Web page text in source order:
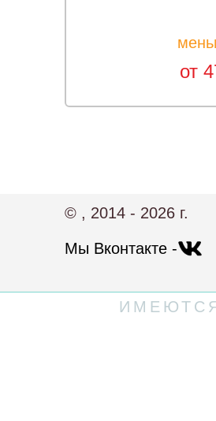
от
© , 2014 - 2026 г.
Мы Вконтакте -